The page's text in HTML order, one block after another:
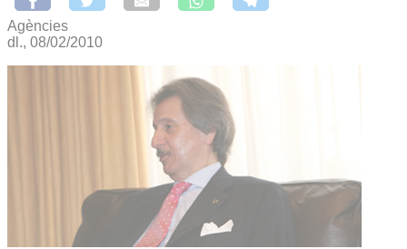
Agències
dl., 08/02/2010